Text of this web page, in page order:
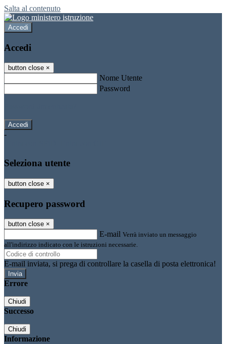
Salta al contenuto
Accedi
Accedi
button close ×
Nome Utente
Password
-
Seleziona utente
button close ×
Recupero password
button close ×
E-mail Verrà inviato un messaggio
all'indirizzo indicato con le istruzioni necessarie.
E-mail inviata, si prega di controllare la casella di posta elettronica!
Errore
Chiudi
Successo
Chiudi
Informazione